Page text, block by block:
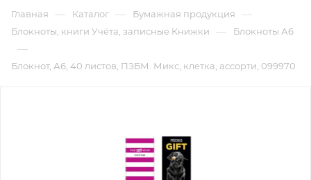
Главная — Каталог — Бумажная продукция —
Блокноты, книги Учёта, записные Книжки — Блокноты А6
—
Блокнот, А6, 40 листов, ПЗБМ. Микс, клетка, ассорти, 099970